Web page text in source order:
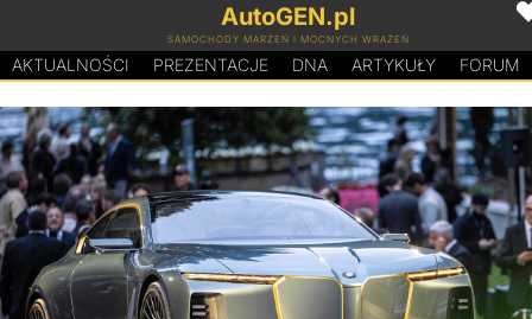
AutoGEN.pl
SAMOCHODY MARZEŃ I MOCNYCH WRAŻEŃ
AKTUALNOŚCI PREZENTACJE DNA ARTYKUŁY FORUM